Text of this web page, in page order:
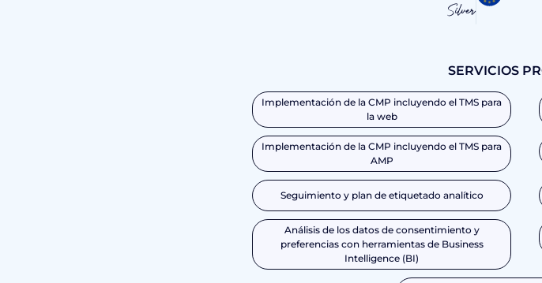
Silver
SERVICIOS
Implementación de la CMP incluyendo el TMS para
la web
Implementación de la CMP incluyendo el TMS para
AMP
Seguimiento y plan de etiquetado analítico
Análisis de los datos de consentimiento y
preferencias con herramientas de Business
Intelligence (BI)